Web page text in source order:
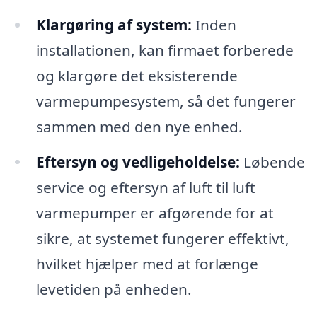
Klargøring af system: Inden
installationen, kan firmaet forberede
og klargøre det eksisterende
varmepumpesystem, så det fungerer
sammen med den nye enhed.
Eftersyn og vedligeholdelse: Løbende
service og eftersyn af luft til luft
varmepumper er afgørende for at
sikre, at systemet fungerer effektivt,
hvilket hjælper med at forlænge
levetiden på enheden.